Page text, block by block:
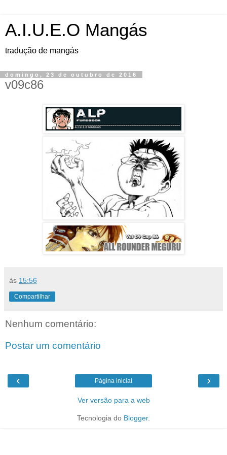
A.I.U.E.O Mangás
tradução de mangás
domingo, 23 de outubro de 2016
v09c86
às 15:56
Compartilhar
Nenhum comentário:
Postar um comentário
‹ ›
Página inicial
Ver versão para a web
Tecnologia do Blogger.